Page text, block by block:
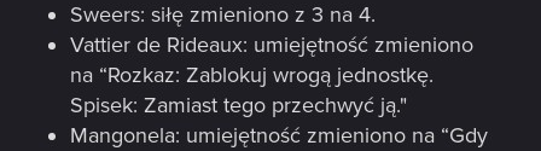
Sweers: siłę zmieniono z 3 na 4.
Vattier de Rideaux: umiejętność zmieniono
na “Rozkaz: Zablokuj wrogą jednostkę.
Spisek: Zamiast tego przechwyć ją."
Mangonela: umiejętność zmieniono na “Gdy